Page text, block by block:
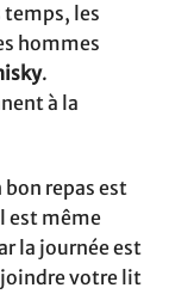
temps, les
hommes
.
à la
repas est
est même
la journée est
votre lit